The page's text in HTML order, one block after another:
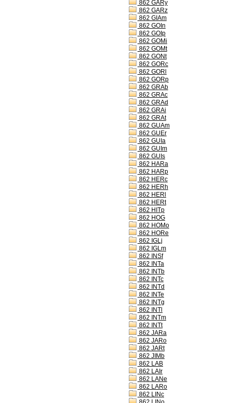
862 GARy
862 GARz
862 GIAm
862 GOIn
862 GOIp
862 GOMi
862 GOMt
862 GONt
862 GORc
862 GORl
862 GORp
862 GRAb
862 GRAc
862 GRAd
862 GRAi
862 GRAt
862 GUAm
862 GUEr
862 GUIa
862 GUIm
862 GUIs
862 HARa
862 HARp
862 HERc
862 HERh
862 HERl
862 HERt
862 HITp
862 HOG
862 HOMo
862 HORe
862 IGLj
862 IGLm
862 INSf
862 INTa
862 INTb
862 INTc
862 INTd
862 INTe
862 INTg
862 INTl
862 INTm
862 INTt
862 JARa
862 JARo
862 JARt
862 JIMb
862 LAB
862 LAIr
862 LANe
862 LARo
862 LINc